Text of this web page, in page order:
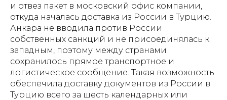
и отвез пакет в московский офис компании,
откуда началась доставка из России в Турцию.
Анкара не вводила против России
собственных санкций и не присоединялась к
западным, поэтому между странами
сохранилось прямое транспортное и
логистическое сообщение. Такая возможность
обеспечила доставку документов из России в
Турцию всего за шесть календарных или